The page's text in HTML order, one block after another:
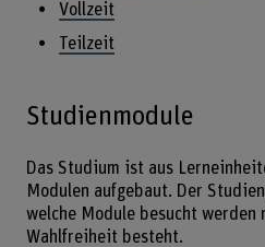
Vollzeit
Teilzeit
Studienmodule
Das Studium ist aus
Modulen aufgebaut. Der
welche Module besucht werden
Wahlfreiheit besteht.